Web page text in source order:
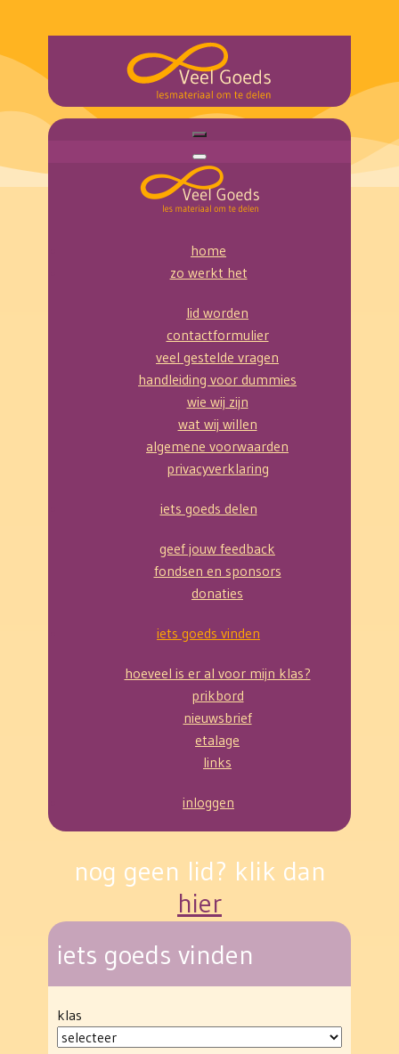
home
zo werkt het
lid worden
contactformulier
veel gestelde vragen
handleiding voor dummies
wie wij zijn
wat wij willen
algemene voorwaarden
privacyverklaring
iets goeds delen
geef jouw feedback
fondsen en sponsors
donaties
iets goeds vinden
hoeveel is er al voor mijn klas?
prikbord
nieuwsbrief
etalage
links
inloggen
nog geen lid? klik dan
hier
iets goeds vinden
klas